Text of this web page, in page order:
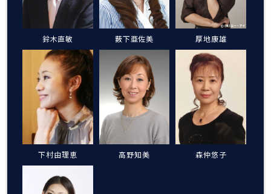
鈴木直敏 薮下亜佐美 厚地康雄
下村由理恵 高野知美 森仲悠子